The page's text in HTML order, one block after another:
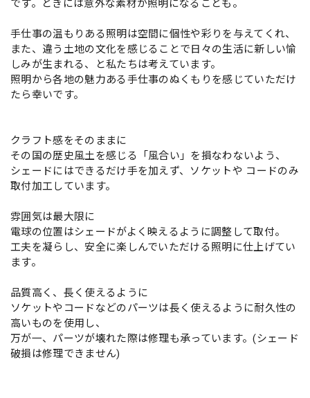
です。ときには意外な素材が照明になることも。
手仕事の温もりある照明は空間に個性や彩りを与えてくれ、
また、違う土地の文化を感じることで日々の生活に新しい愉
しみが生まれる、と私たちは考えています。
照明から各地の魅力ある手仕事のぬくもりを感じていただけ
たら幸いです。
クラフト感をそのままに
その国の歴史風土を感じる「風合い」を損なわないよう、
シェードにはできるだけ手を加えず、ソケットや コードのみ
取付加工しています。
雰囲気は最大限に
電球の位置はシェードがよく映えるように調整して取付。
工夫を凝らし、安全に楽しんでいただける照明に仕上げてい
ます。
品質高く、長く使えるように
ソケットやコードなどのパーツは長く使えるように耐久性の
高いものを使用し、
万が一、パーツが壊れた際は修理も承っています。(シェード
破損は修理できません)